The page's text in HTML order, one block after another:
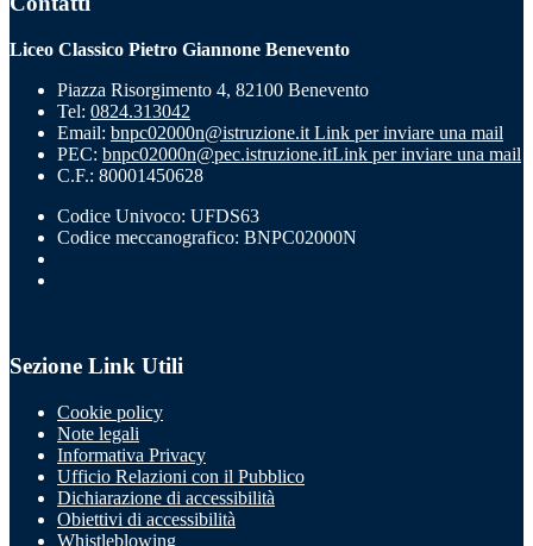
Liceo Classico Pietro Giannone Benevento
Piazza Risorgimento 4, 82100 Benevento
Tel: 0824.313042
Email: bnpc02000n@istruzione.it Link per inviare una mail
PEC: bnpc02000n@pec.istruzione.itLink per inviare una mail
C.F.: 80001450628
Codice Univoco: UFDS63
Codice meccanografico: BNPC02000N
Sezione Link Utili
Cookie policy
Note legali
Informativa Privacy
Ufficio Relazioni con il Pubblico
Dichiarazione di accessibilità
Obiettivi di accessibilità
Whistleblowing